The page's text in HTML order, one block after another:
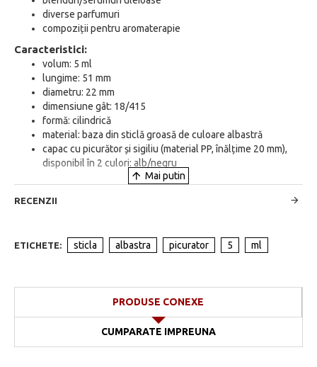
diverse parfumuri
compoziții pentru aromaterapie
Caracteristici:
volum: 5 ml
lungime: 51 mm
diametru: 22 mm
dimensiune gât: 18/415
formă: cilindrică
material: baza din sticlă groasă de culoare albastră
capac cu picurător și sigiliu (material PP, înălțime 20 mm),
disponibil în 2 culori: alb/negru
RECENZII
ETICHETE: sticla albastra picurator 5 ml
PRODUSE CONEXE
CUMPARATE IMPREUNA